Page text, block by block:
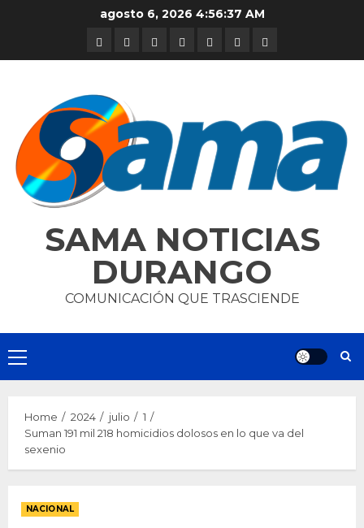
agosto 6, 2026 4:56:38 AM
DURANGO
NACIONAL
INTERNACIONAL
DEPORTES
ENTRETENIMIENTO
CIENCIA
Y
OPINION
SAMA NOTICIAS
DURANGO
COMUNICACIÓN QUE TRASCIENDE
Primary
Menu
Home 2024 julio
1
Suman 191 mil 218 homicidios dolosos en lo que va del
sexenio
NACIONAL